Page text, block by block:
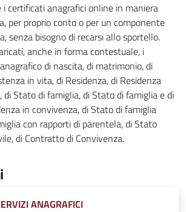
i certificati anagrafici online in maniera
per proprio conto o per un componente
senza bisogno di recarsi allo sportello.
anche in forma contestuale, i
di nascita, di matrimonio, di
in vita, di Residenza, di Residenza
di Stato di famiglia, di Stato di famiglia e di
in convivenza, di Stato di famiglia
con rapporti di parentela, di Stato
di Contratto di Convivenza.
ANAGRAFICI